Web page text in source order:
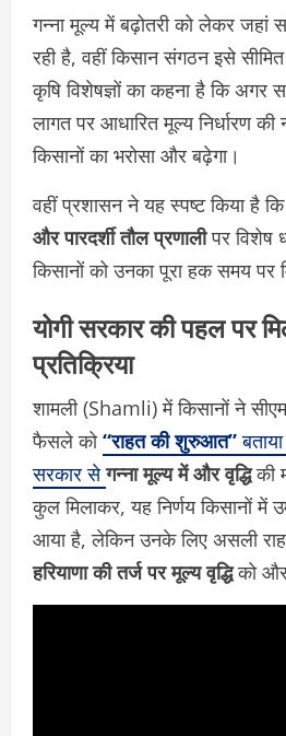
गन्ना मूल्य में बढ़ोतरी को लेकर जहां
रही है, वहीं किसान संगठन इसे
कृषि विशेषज्ञों का कहना है कि अगर
लागत पर आधारित मूल्य निर्धारण की
किसानों का भरोसा और बढ़ेगा।
वहीं प्रशासन ने यह स्पष्ट किया है
और पारदर्शी तौल प्रणालीपर विशेष
किसानों को उनका पूरा हक समय पर
योगी सरकार की पहल पर
प्रतिक्रिया
शामली (Shamli) में किसानों ने
फैसले को“राहत की शुरुआत”
सरकार सेगन्ना मूल्य में और वृद्धिकी
कुल मिलाकर, यह निर्णय किसानों में
आया है, लेकिन उनके लिए असली
हरियाणा की तर्ज पर मूल्य वृद्धिको और